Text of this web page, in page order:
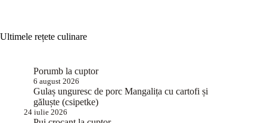
Ultimele rețete culinare
Porumb la cuptor
6 august 2026
Gulaș unguresc de porc Mangalița cu cartofi și
găluște (csipetke)
24 iulie 2026